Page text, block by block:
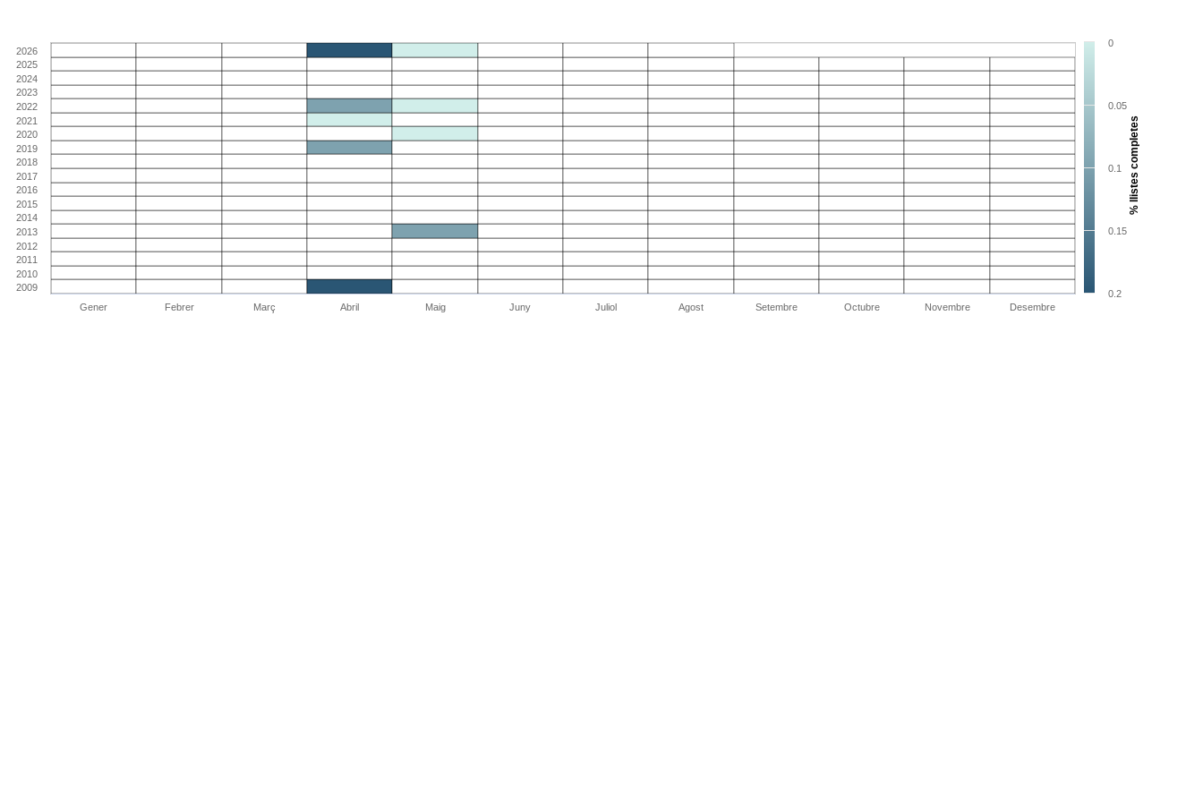
0
0.05
0.1
0.15
0.2
% llistes completes
Gener Febrer Març Abril Maig Juny Juliol Agost Setembre Octubre Novembre Desembre
2009
2010
2011
2012
2013
2014
2015
2016
2017
2018
2019
2020
2021
2022
2023
2024
2025
2026